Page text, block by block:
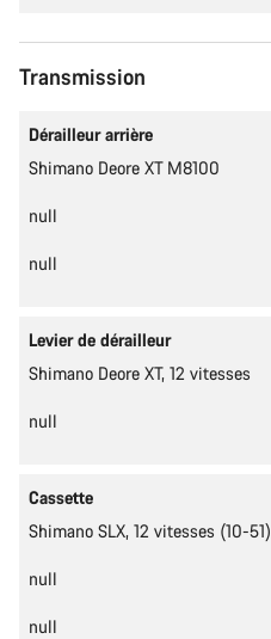
Transmission
Dérailleur arrière
Shimano Deore XT M8100
null
null
Levier de dérailleur
Shimano Deore XT, 12 vitesses
null
Cassette
Shimano SLX, 12 vitesses (10-51)
null
null